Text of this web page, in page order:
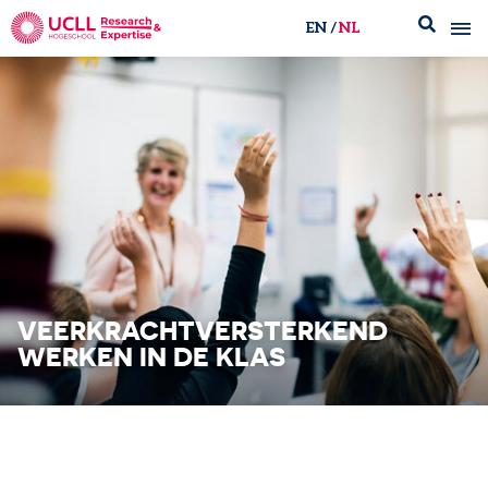
UCLL Research & Expertise
EN NL
VEERKRACHTVERSTERKEND
WERKEN IN DE KLAS